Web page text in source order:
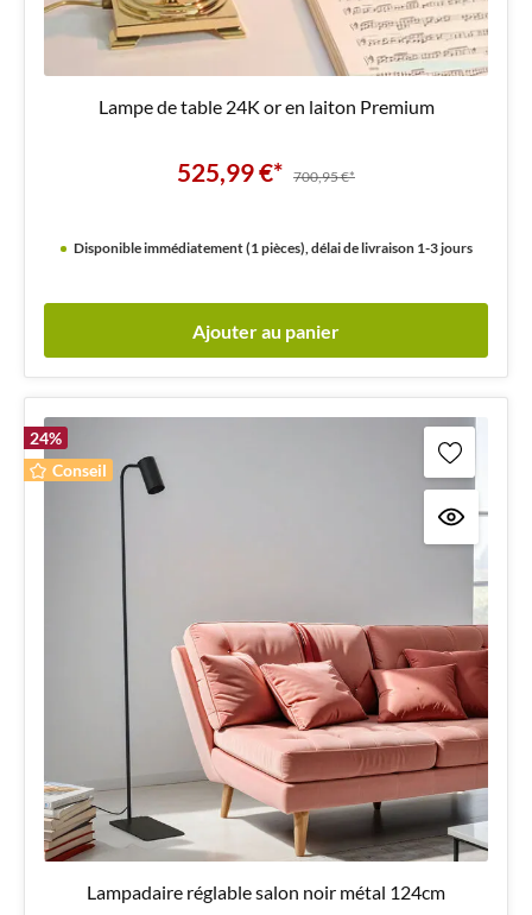
Lampe de table 24K or en laiton Premium
525,99 €* 700,95 €*
Disponible immédiatement (1 pièces), délai de livraison 1-3 jours
Ajouter au panier
24%
Conseil
Lampadaire réglable salon noir métal 124cm